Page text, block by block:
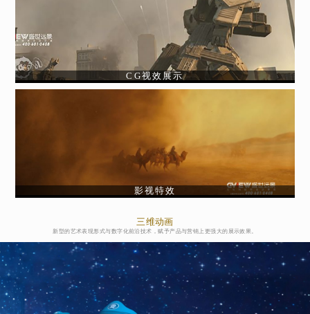
CG视效展示
影视特效
三维动画
新型的艺术表现形式与数字化前沿技术，赋予产品与营销上更强大的展示效果。